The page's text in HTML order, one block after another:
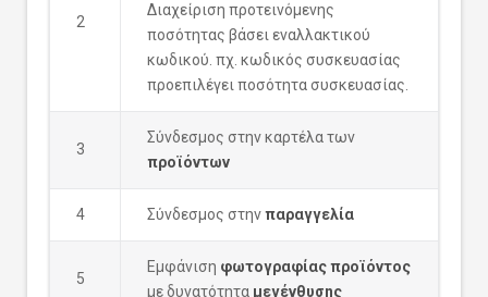
2
Διαχείριση προτεινόμενης
ποσότητας βάσει εναλλακτικού
κωδικού. πχ. κωδικός συσκευασίας
προεπιλέγει ποσότητα συσκευασίας.
3
Σύνδεσμος στην καρτέλα των
προϊόντων
4 Σύνδεσμος στηνπαραγγελία
5
Εμφάνιση φωτογραφίας προϊόντος
με δυνατότητα μεγένθυσης